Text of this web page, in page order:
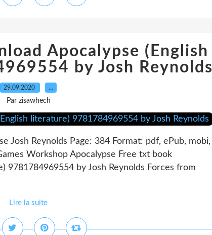
Apocalypse (English
by Josh Reynolds
29.09.2020 …
Par zisawhech
Josh Reynolds Page: 384 Format: pdf, ePub, mobi,
Workshop Apocalypse Free txt book
9781784969554 by Josh Reynolds Forces from
Lire la suite